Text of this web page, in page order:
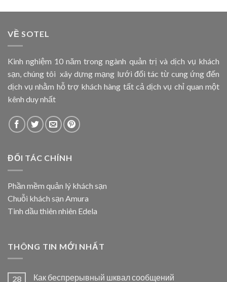
VỀ SOTEL
Kinh nghiệm 10 năm trong ngành quản trị và dịch vụ khách
sạn, chúng tôi xây dựng mạng lưới đối tác từ cung ứng đến
dịch vụ nhằm hỗ trợ khách hàng tất cả dịch vụ chỉ quan một
kênh duy nhất
ĐỐI TÁC CHÍNH
Phần mềm quản lý khách sạn
Chuỗi khách sạn Amura
Tinh dầu thiên nhiên Edela
THÔNG TIN MỚI NHẤT
28
Как беспрерывный шквал сообщений